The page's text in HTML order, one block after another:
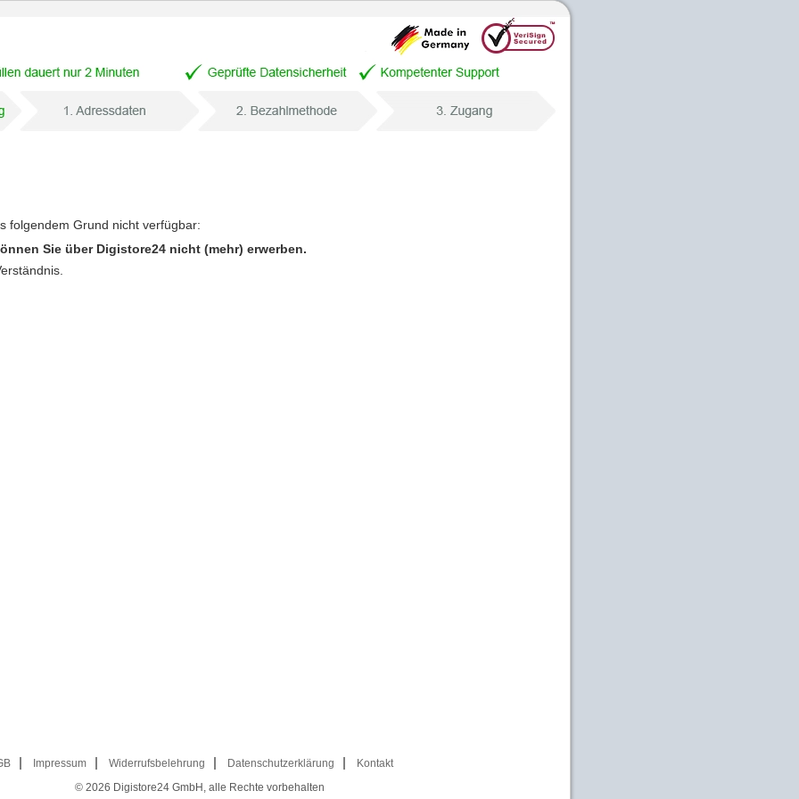
folgendem Grund nicht verfügbar:
Sie über Digistore24 nicht (mehr) erwerben.
Impressum Widerrufsbelehrung Datenschutzerklärung
Kontakt
© 2026 Digistore24 GmbH, alle Rechte vorbehalten